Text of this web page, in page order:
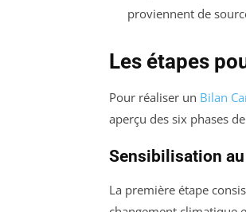
proviennent de
Les étapes
Pour réaliser un Bilan
aperçu des six phases
Sensibilisation
La première étape